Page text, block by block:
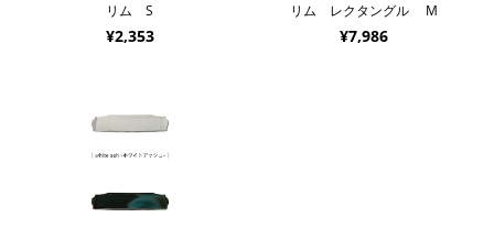
リム S
¥2,353
リム レクタングル M
¥7,986